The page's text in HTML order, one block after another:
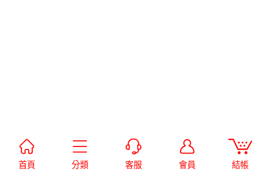
首頁 分類 客服 會員 結帳